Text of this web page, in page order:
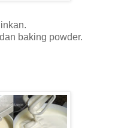
baking powder.